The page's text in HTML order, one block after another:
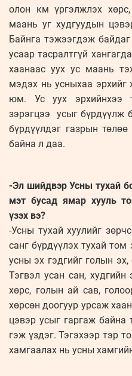
олон км үргэлжлэх
маань уг худгуудын
Байнга тэжээгдэж
усаар тасралтгүй
хаанаас уух ус маань
мэдэх нь усныхаа
юм. Ус уух эрхийнхээ
зэрэгцээ усыг бүрдүүлж
бүрдүүлдэг газрын
байна л даа.
-Эл шийдвэр Усны тухай
мэт бусад ямар хууль
үзэх вэ?
-Усны тухай хуулийг
санг бүрдүүлэх тухай
усны эх гэдгийг голын
Тэгвэл усан сан, худгийн
хөрс, голын ай сав,
хөрсөн доогуур урсаж
цэвэр усыг гаргаж байна
гэж үздэг. Тэгэхээр тэр
хамгаалах нь усны